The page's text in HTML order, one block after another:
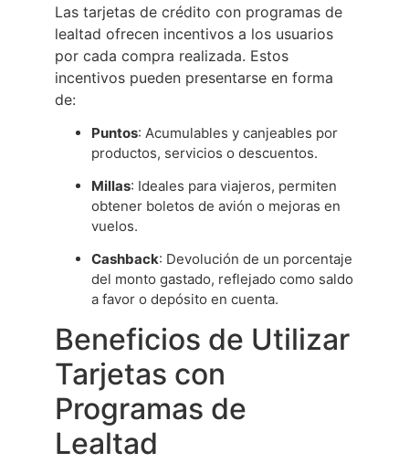
Las tarjetas de crédito con programas de
lealtad ofrecen incentivos a los usuarios
por cada compra realizada. Estos
incentivos pueden presentarse en forma
de:
Puntos: Acumulables y canjeables por
productos, servicios o descuentos.
Millas: Ideales para viajeros, permiten
obtener boletos de avión o mejoras en
vuelos.
Cashback: Devolución de un porcentaje
del monto gastado, reflejado como saldo
a favor o depósito en cuenta.
Beneficios de Utilizar
Tarjetas con
Programas de
Lealtad